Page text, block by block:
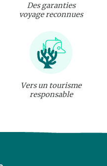
Des garanties
voyage reconnues
Vers un tourisme
responsable